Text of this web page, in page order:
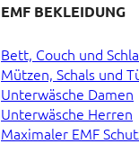
EMF BEKLEIDUNG
Bett, Couch und
Mützen, Schals und
Unterwäsche Damen
Unterwäsche Herren
Maximaler EMF